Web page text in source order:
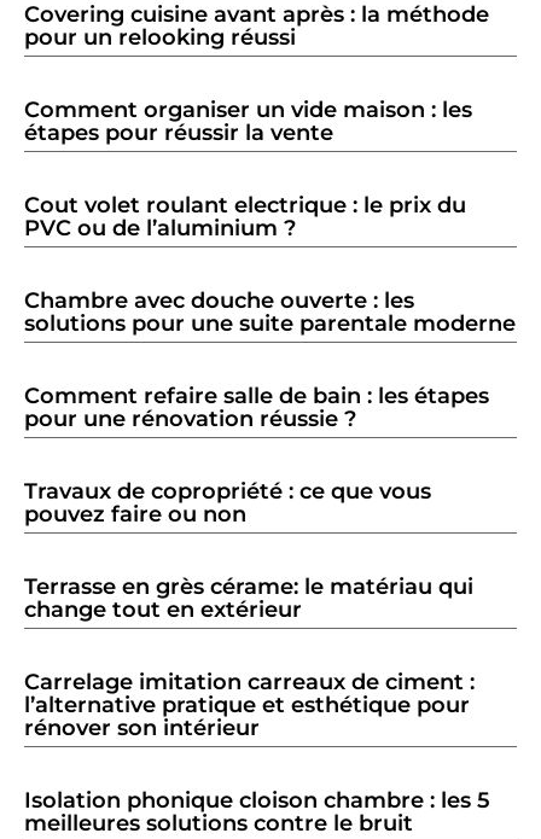
Covering cuisine avant après : la méthode
pour un relooking réussi
Comment organiser un vide maison : les
étapes pour réussir la vente
Cout volet roulant electrique : le prix du
PVC ou de l’aluminium ?
Chambre avec douche ouverte : les
solutions pour une suite parentale moderne
Comment refaire salle de bain : les étapes
pour une rénovation réussie ?
Travaux de copropriété : ce que vous
pouvez faire ou non
Terrasse en grès cérame: le matériau qui
change tout en extérieur
Carrelage imitation carreaux de ciment :
l’alternative pratique et esthétique pour
rénover son intérieur
Isolation phonique cloison chambre : les 5
meilleures solutions contre le bruit